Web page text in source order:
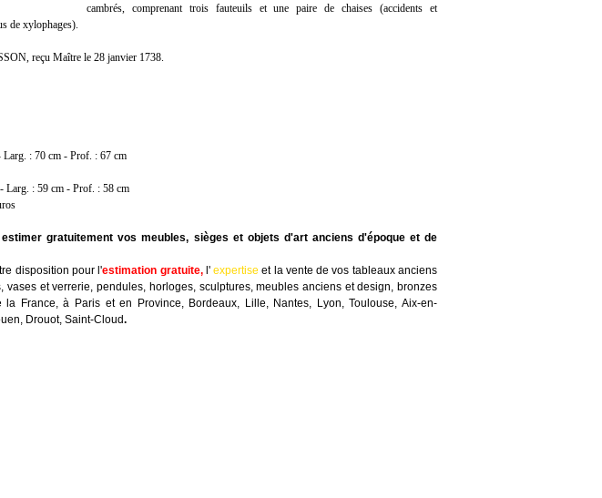
cambrés, comprenant trois fauteuils et une paire de chaises (accidents et
de xylophages).
reçu Maître le 28 janvier 1738.
: 70 cm - Prof. : 67 cm
Larg. : 59 cm - Prof. : 58 cm
gratuitement vos meubles, sièges et objets d'art anciens d'époque et de
disposition pour l'estimation gratuite, l'expertise et la vente de vos tableaux anciens
vases et verrerie, pendules, horloges, sculptures, meubles anciens et design, bronzes
la France, à Paris et en Province, Bordeaux, Lille, Nantes, Lyon, Toulouse, Aix-en-
Drouot, Saint-Cloud.